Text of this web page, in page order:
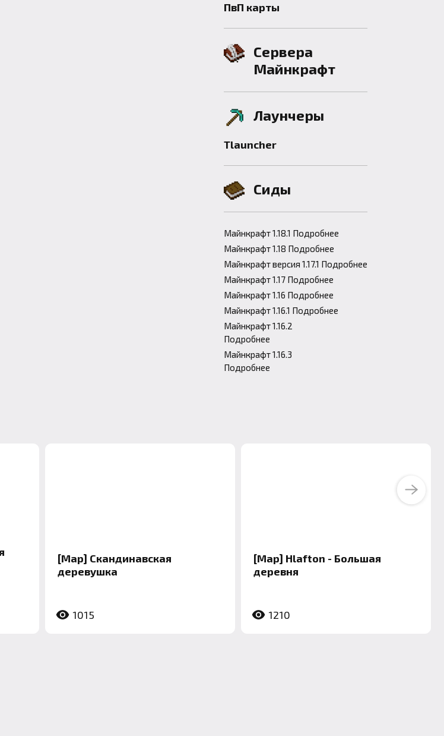
ПвП карты
Сервера
Майнкрафт
Лаунчеры
Tlauncher
Сиды
Майнкрафт 1.18.1 Подробнее
Майнкрафт 1.18 Подробнее
Майнкрафт версия 1.17.1 Подробнее
Майнкрафт 1.17 Подробнее
Майнкрафт 1.16 Подробнее
Майнкрафт 1.16.1 Подробнее
Майнкрафт 1.16.2
Подробнее
Майнкрафт 1.16.3
Подробнее
[Map] Скандинавская
деревушка
1015
[Map] Hlafton - Большая
деревня
1210
Next